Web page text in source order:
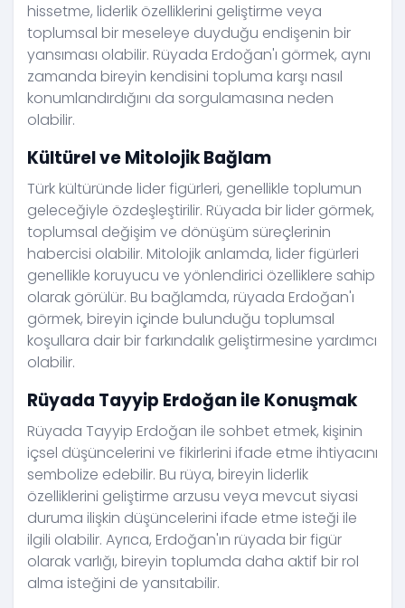
hissetme, liderlik özelliklerini geliştirme veya
toplumsal bir meseleye duyduğu endişenin bir
yansıması olabilir. Rüyada Erdoğan'ı görmek, aynı
zamanda bireyin kendisini topluma karşı nasıl
konumlandırdığını da sorgulamasına neden
olabilir.
Kültürel ve Mitolojik Bağlam
Türk kültüründe lider figürleri, genellikle toplumun
geleceğiyle özdeşleştirilir. Rüyada bir lider görmek,
toplumsal değişim ve dönüşüm süreçlerinin
habercisi olabilir. Mitolojik anlamda, lider figürleri
genellikle koruyucu ve yönlendirici özelliklere sahip
olarak görülür. Bu bağlamda, rüyada Erdoğan'ı
görmek, bireyin içinde bulunduğu toplumsal
koşullara dair bir farkındalık geliştirmesine yardımcı
olabilir.
Rüyada Tayyip Erdoğan ile Konuşmak
Rüyada Tayyip Erdoğan ile sohbet etmek, kişinin
içsel düşüncelerini ve fikirlerini ifade etme ihtiyacını
sembolize edebilir. Bu rüya, bireyin liderlik
özelliklerini geliştirme arzusu veya mevcut siyasi
duruma ilişkin düşüncelerini ifade etme isteği ile
ilgili olabilir. Ayrıca, Erdoğan'ın rüyada bir figür
olarak varlığı, bireyin toplumda daha aktif bir rol
alma isteğini de yansıtabilir.